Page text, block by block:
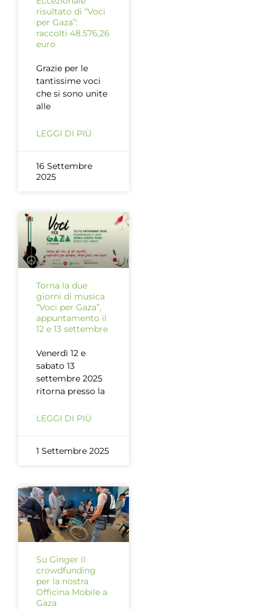
risultato di “Voci
per Gaza”:
raccolti 48.576,26
euro
Grazie per le
tantissime voci
che si sono unite
alle
LEGGI DI PIÙ
16 Settembre
2025
Torna la due
giorni di musica
“Voci per Gaza”,
appuntamento il
12 e 13 settembre
Venerdì 12 e
sabato 13
settembre 2025
ritorna presso la
LEGGI DI PIÙ
1 Settembre 2025
Su Ginger il
crowdfunding
per la nostra
Officina Mobile a
Gaza